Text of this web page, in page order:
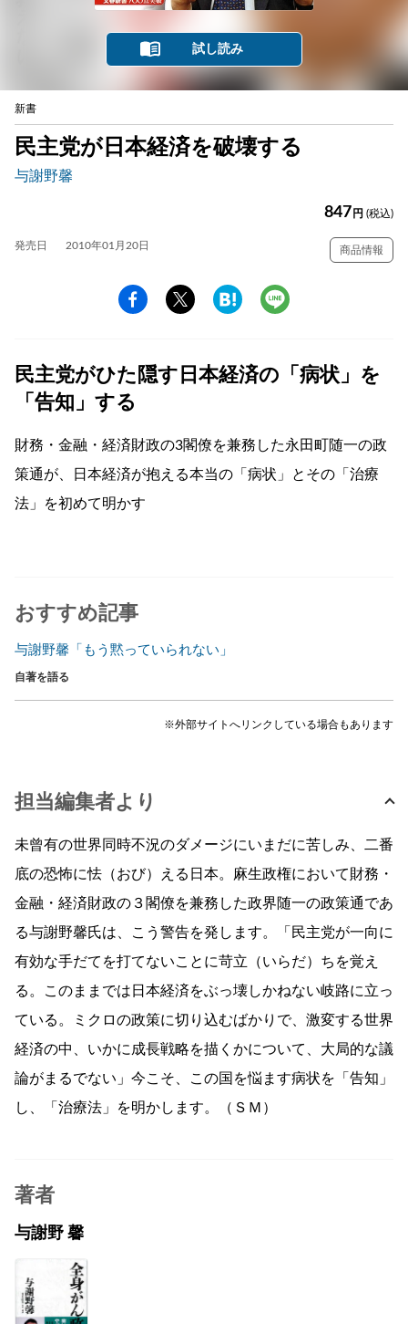
試し読み
新書
民主党が日本経済を破壊する
与謝野馨
847 円 (税込)
発売日 2010年01月20日 商品情報
民主党がひた隠す日本経済の「病状」を
「告知」する
財務・金融・経済財政の3閣僚を兼務した永田町随一の政
策通が、日本経済が抱える本当の「病状」とその「治療
法」を初めて明かす
おすすめ記事
与謝野馨「もう黙っていられない」
自著を語る
※外部サイトへリンクしている場合もあります
担当編集者より
未曾有の世界同時不況のダメージにいまだに苦しみ、二番
底の恐怖に怯（おび）える日本。麻生政権において財務・
金融・経済財政の３閣僚を兼務した政界随一の政策通であ
る与謝野馨氏は、こう警告を発します。「民主党が一向に
有効な手だてを打てないことに苛立（いらだ）ちを覚え
る。このままでは日本経済をぶっ壊しかねない岐路に立っ
ている。ミクロの政策に切り込むばかりで、激変する世界
経済の中、いかに成長戦略を描くかについて、大局的な議
論がまるでない」今こそ、この国を悩ます病状を「告知」
し、「治療法」を明かします。（ＳＭ）
著者
与謝野 馨